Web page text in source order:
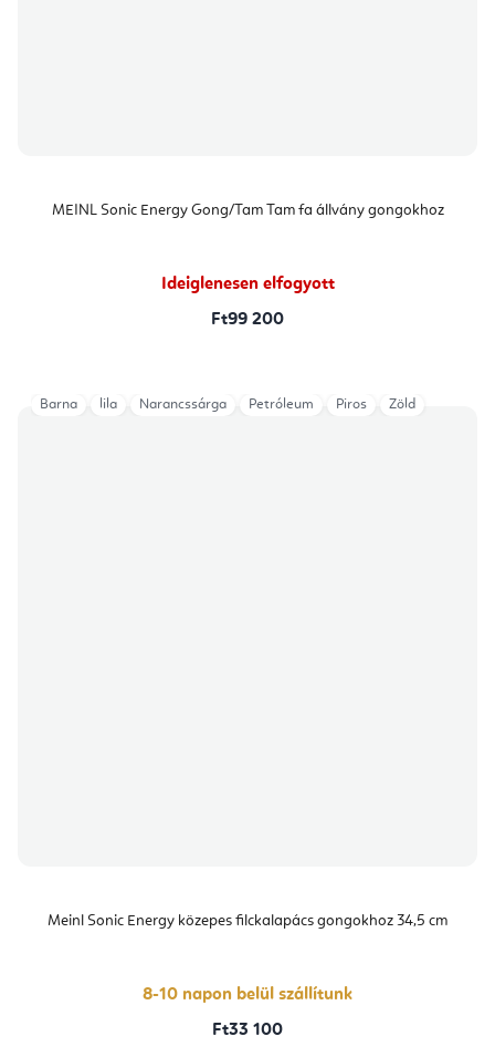
MEINL Sonic Energy Gong/Tam Tam fa állvány gongokhoz
Ideiglenesen elfogyott
Ft99 200
Meinl Sonic Energy közepes filckalapács gongokhoz 34,5 cm
8-10 napon belül szállítunk
Ft33 100
Barna lila Narancssárga Petróleum Piros Zöld